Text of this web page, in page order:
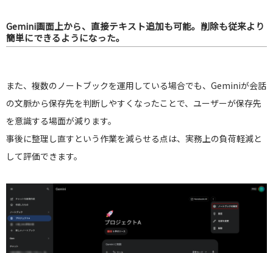
Gemini画面上から、直接テキスト追加も可能。削除も従来より
簡単にできるようになった。
また、複数のノートブックを運用している場合でも、Geminiが会話
の文脈から保存先を判断しやすくなったことで、ユーザーが保存先
を意識する場面が減ります。
事後に整理し直すという作業を減らせる点は、実務上の負荷軽減と
して評価できます。